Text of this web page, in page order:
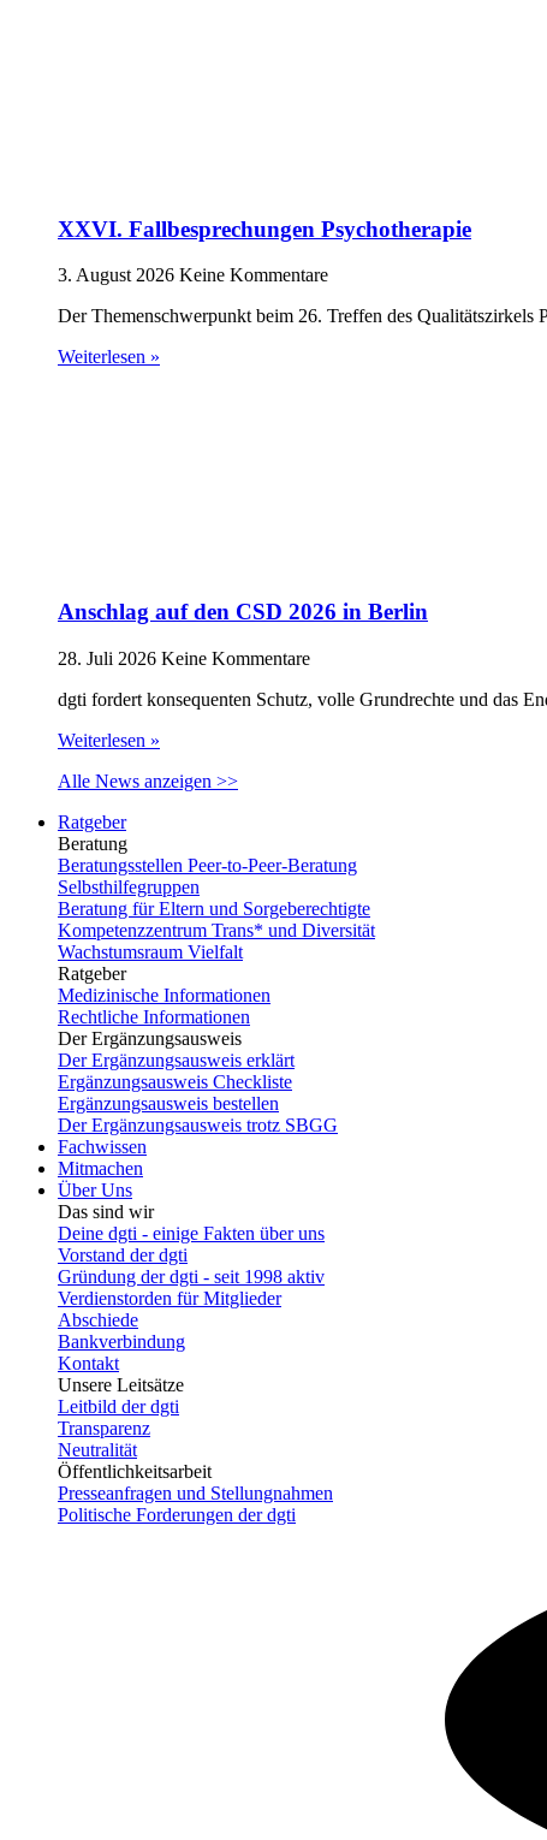
XXVI. Fallbesprechungen Psychotherapie
3. August 2026 Keine Kommentare
Der Themenschwerpunkt beim 26. Treffen des Qualitätszirkels
Weiterlesen »
Anschlag auf den CSD 2026 in Berlin
28. Juli 2026 Keine Kommentare
dgti fordert konsequenten Schutz, volle Grundrechte und das
Weiterlesen »
Alle News anzeigen >>
Ratgeber
Beratung
Beratungsstellen Peer-to-Peer-Beratung
Selbsthilfegruppen
Beratung für Eltern und Sorgeberechtigte
Kompetenzzentrum Trans* und Diversität
Wachstumsraum Vielfalt
Ratgeber
Medizinische Informationen
Rechtliche Informationen
Der Ergänzungsausweis
Der Ergänzungsausweis erklärt
Ergänzungsausweis Checkliste
Ergänzungsausweis bestellen
Der Ergänzungsausweis trotz SBGG
Fachwissen
Mitmachen
Über Uns
Das sind wir
Deine dgti - einige Fakten über uns
Vorstand der dgti
Gründung der dgti - seit 1998 aktiv
Verdienstorden für Mitglieder
Abschiede
Bankverbindung
Kontakt
Unsere Leitsätze
Leitbild der dgti
Transparenz
Neutralität
Öffentlichkeitsarbeit
Presseanfragen und Stellungnahmen
Politische Forderungen der dgti